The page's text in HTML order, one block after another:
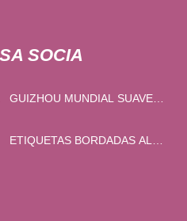
SOCIA
GUIZHOU MUNDIAL SUAVE
LIMITADO.
ETIQUETAS BORDADAS AL